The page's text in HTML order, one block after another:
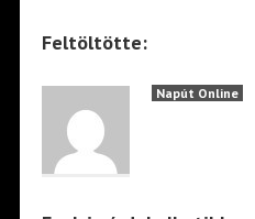
Feltöltötte:
Napút Online